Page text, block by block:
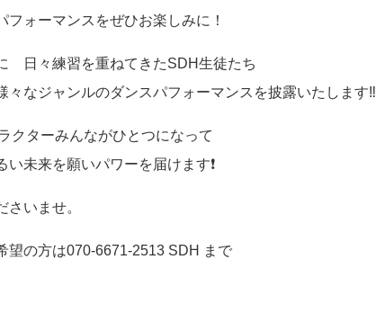
フォーマンスをぜひお楽しみに！
日々練習を重ねてきたSDH生徒たち
々なジャンルのダンスパフォーマンスを披露いたします‼️
クターみんながひとつになって
い未来を願いパワーを届けます❗️
さいませ。
望の方は070-6671-2513 SDH まで